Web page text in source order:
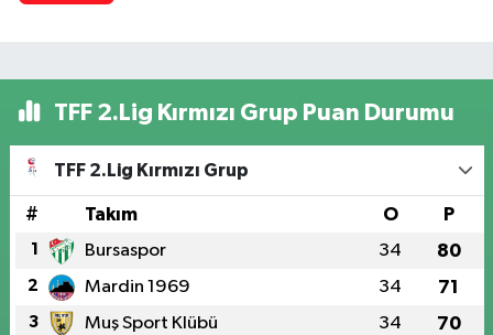
TFF 2.Lig Kırmızı Grup Puan Durumu
TFF 2.Lig Kırmızı Grup
# Takım O P
1 Bursaspor 34 80
2 Mardin 1969 34 71
3 Muş Sport Klübü 34 70